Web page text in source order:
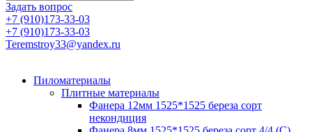
Задать вопрос
+7 (910)173-33-03
+7 (910)173-33-03
Teremstroy33@yandex.ru
Пиломатериалы
Плитные материалы
Фанера 12мм 1525*1525 береза сорт
некондиция